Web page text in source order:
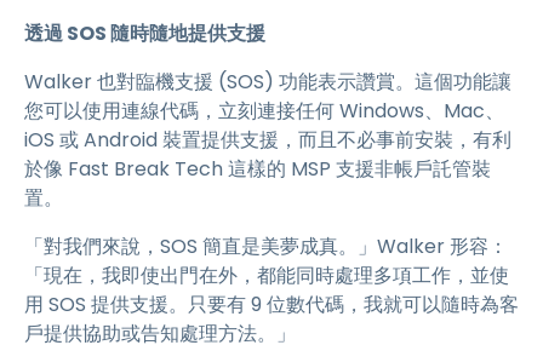
透過 SOS 隨時隨地提供支援
Walker 也對臨機支援 (SOS) 功能表示讚賞。這個功能讓
您可以使用連線代碼，立刻連接任何 Windows、Mac、
iOS 或 Android 裝置提供支援，而且不必事前安裝，有利
於像 Fast Break Tech 這樣的 MSP 支援非帳戶託管裝
置。
「對我們來說，SOS 簡直是美夢成真。」Walker 形容：
「現在，我即使出門在外，都能同時處理多項工作，並使
用 SOS 提供支援。只要有 9 位數代碼，我就可以隨時為客
戶提供協助或告知處理方法。」